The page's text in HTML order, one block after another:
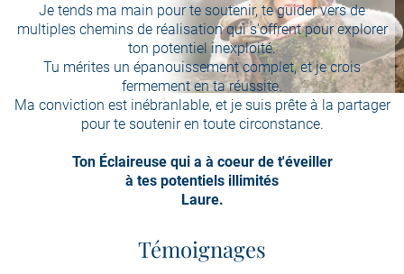
Je tends ma main pour te soutenir, te guider vers de
multiples chemins de réalisation qui s'offrent pour explorer
ton potentiel inexploité.
Tu mérites un épanouissement complet, et je crois
fermement en ta réussite.
Ma conviction est inébranlable, et je suis prête à la partager
pour te soutenir en toute circonstance.
Ton Éclaireuse qui a à coeur de t'éveiller
à tes potentiels illimités
Laure.
Témoignages